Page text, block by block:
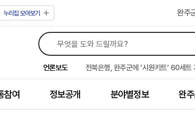
누리집 모아보기 완주
언론보도
완주군 “여름휴가철 청소년 안전 지킨다”
완주 청소년, 삼성 임직원 만나 미래 진
전북은행, 완주군에 ‘시원키트’ 60세트
㈜새눈, 완주군에 성금 1,000만 원 기탁
완주 봉동읍, 희망나눔가게·행복빨래방
유희태 완주군수, 친환경 농업인 현장 목
완주 미래라이온스, 경로당 냉장고 후원
참여 정보공개 분야별정보 완